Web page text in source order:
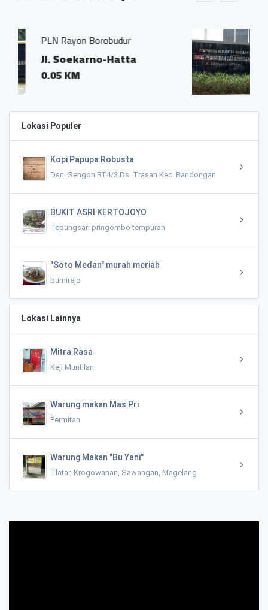
Hatta
Disdikbud Kab.
Jl. Soekarno-
0.02 KM
Lokasi Populer
Kopi Papupa Robusta
Dsn. Sengon RT4/3 Ds. Trasan Kec. Bandongan
BUKIT ASRI KERTOJOYO
Tepungsari pringombo tempuran
"Soto Medan" murah meriah
bumirejo
Lokasi Lainnya
Mitra Rasa
Keji Muntilan
Warung makan Mas Pri
Permitan
Warung Makan "Bu Yani"
Tlatar, Krogowanan, Sawangan, Magelang